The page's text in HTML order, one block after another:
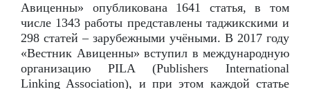
Авиценны» опубликована 1641 статья, в том
числе 1343 работы представлены таджикскими и
298 статей – зарубежными учёными. В 2017 году
«Вестник Авиценны» вступил в международную
организацию PILA (Publishers International
Linking Association), и при этом каждой статье